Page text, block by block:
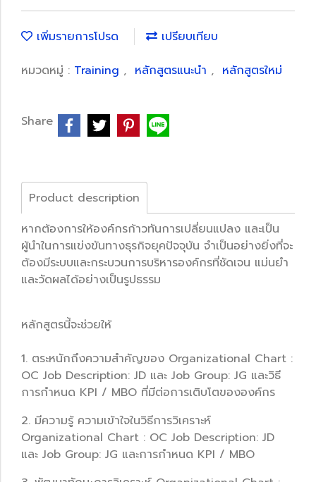
เพิ่มรายการโปรด
เปรียบเทียบ
หมวดหมู่ : Training , หลักสูตรแนะนำ , หลักสูตรใหม่
Share
Product description
หากต้องการให้องค์กรก้าวทันการเปลี่ยนแปลง และเป็น
ผู้นำในการแข่งขันทางธุรกิจยุคปัจจุบัน จำเป็นอย่างยิ่งที่จะ
ต้องมีระบบและกระบวนการบริหารองค์กรที่ชัดเจน แม่นยำ
และวัดผลได้อย่างเป็นรูปธรรม
หลักสูตรนี้จะช่วยให้
1. ตระหนักถึงความสำคัญของ Organizational Chart :
OC Job Description: JD และ Job Group: JG และวิธี
การกำหนด KPI / MBO ที่มีต่อการเติบโตขององค์กร
2. มีความรู้ ความเข้าใจในวิธีการวิเคราะห์
Organizational Chart : OC Job Description: JD
และ Job Group: JG และการกำหนด KPI / MBO